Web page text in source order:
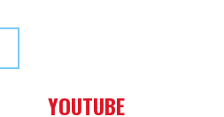
YOUTUBE